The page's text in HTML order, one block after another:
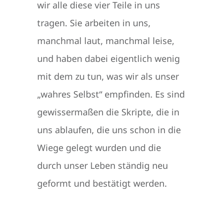
wir alle diese vier Teile in uns
tragen. Sie arbeiten in uns,
manchmal laut, manchmal leise,
und haben dabei eigentlich wenig
mit dem zu tun, was wir als unser
„wahres Selbst“ empfinden. Es sind
gewissermaßen die Skripte, die in
uns ablaufen, die uns schon in die
Wiege gelegt wurden und die
durch unser Leben ständig neu
geformt und bestätigt werden.